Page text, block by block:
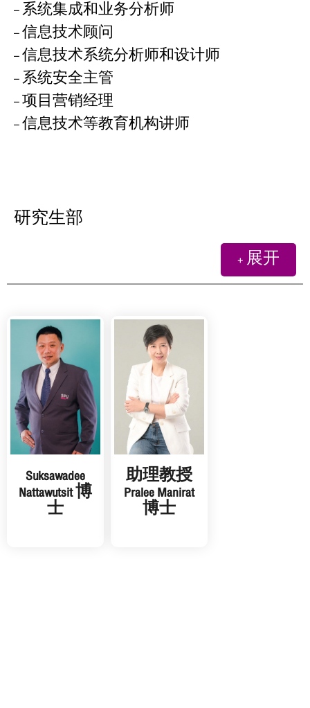
– 系统集成和业务分析师
– 信息技术顾问
– 信息技术系统分析师和设计师
– 系统安全主管
– 项目营销经理
– 信息技术等教育机构讲师
研究生部
+ 展开
Suksawadee
Nattawutsit 博
士
助理教授
Pralee Manirat
博士